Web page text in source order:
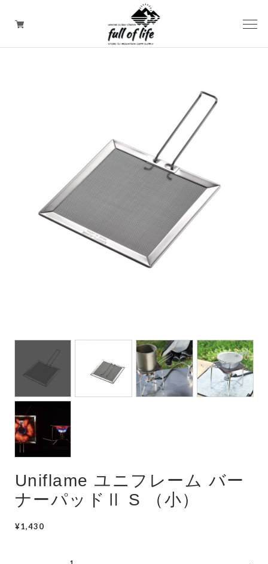
CLOTHING/ Outdoor WEAR
Uniflame ユニフレーム バー
ナーパッドⅡ S （小）
¥1,430